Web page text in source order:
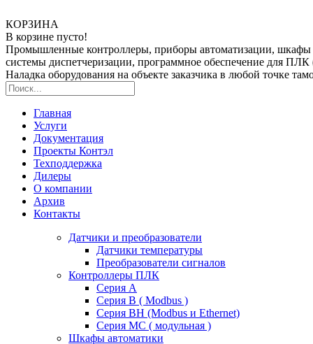
КОРЗИНА
В корзине пусто!
Промышленные контроллеры, приборы автоматизации, шкафы
системы диспетчеризации, программное обеспечение для
Наладка оборудования на объекте заказчика в любой точке
Главная
Услуги
Документация
Проекты Контэл
Техподдержка
Дилеры
О компании
Архив
Контакты
Датчики и преобразователи
Датчики температуры
Преобразователи сигналов
Контроллеры ПЛК
Серия A
Серия В ( Modbus )
Серия BH (Modbus и Ethernet)
Серия MC ( модульная )
Шкафы автоматики